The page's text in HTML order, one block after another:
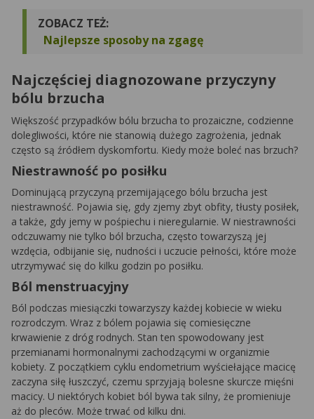
ZOBACZ TEŻ:
Najlepsze sposoby na zgagę
Najczęściej diagnozowane przyczyny
bólu brzucha
Większość przypadków bólu brzucha to prozaiczne, codzienne
dolegliwości, które nie stanowią dużego zagrożenia, jednak
często są źródłem dyskomfortu. Kiedy może boleć nas brzuch?
Niestrawność po posiłku
Dominującą przyczyną przemijającego bólu brzucha jest
niestrawność. Pojawia się, gdy zjemy zbyt obfity, tłusty posiłek,
a także, gdy jemy w pośpiechu i nieregularnie. W niestrawności
odczuwamy nie tylko ból brzucha, często towarzyszą jej
wzdęcia, odbijanie się, nudności i uczucie pełności, które może
utrzymywać się do kilku godzin po posiłku.
Ból menstruacyjny
Ból podczas miesiączki towarzyszy każdej kobiecie w wieku
rozrodczym. Wraz z bólem pojawia się comiesięczne
krwawienie z dróg rodnych. Stan ten spowodowany jest
przemianami hormonalnymi zachodzącymi w organizmie
kobiety. Z początkiem cyklu endometrium wyściełające macicę
zaczyna siłę łuszczyć, czemu sprzyjają bolesne skurcze mięśni
macicy. U niektórych kobiet ból bywa tak silny, że promieniuje
aż do pleców. Może trwać od kilku dni.